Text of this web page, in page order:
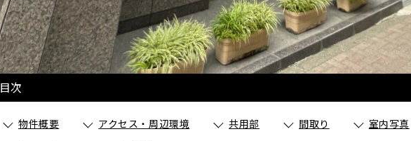
目次
物件概要 アクセス・周辺環境 共用部 間取り
室内写真